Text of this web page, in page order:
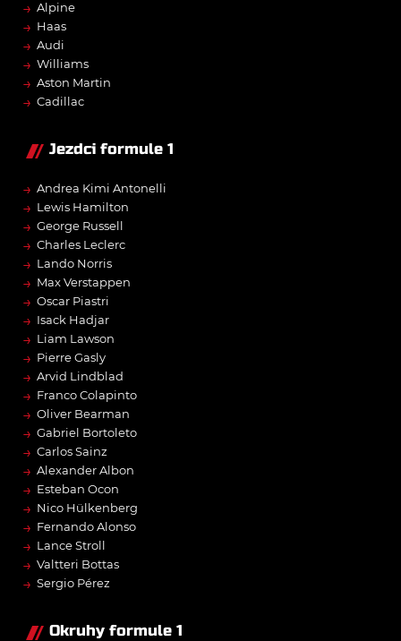
→ Alpine
→ Haas
→ Audi
→ Williams
→ Aston Martin
→ Cadillac
Jezdci formule 1
→ Andrea Kimi Antonelli
→ Lewis Hamilton
→ George Russell
→ Charles Leclerc
→ Lando Norris
→ Max Verstappen
→ Oscar Piastri
→ Isack Hadjar
→ Liam Lawson
→ Pierre Gasly
→ Arvid Lindblad
→ Franco Colapinto
→ Oliver Bearman
→ Gabriel Bortoleto
→ Carlos Sainz
→ Alexander Albon
→ Esteban Ocon
→ Nico Hülkenberg
→ Fernando Alonso
→ Lance Stroll
→ Valtteri Bottas
→ Sergio Pérez
Okruhy formule 1